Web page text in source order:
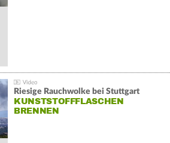
Riesige Rauchwolke bei Stuttgart
KUNSTSTOFFFLASCHEN
BRENNEN